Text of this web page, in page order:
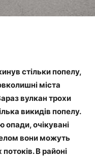
стільки попелу,
міста
вулкан трохи
викидів попелу.
очікувані
вони можуть
В районі